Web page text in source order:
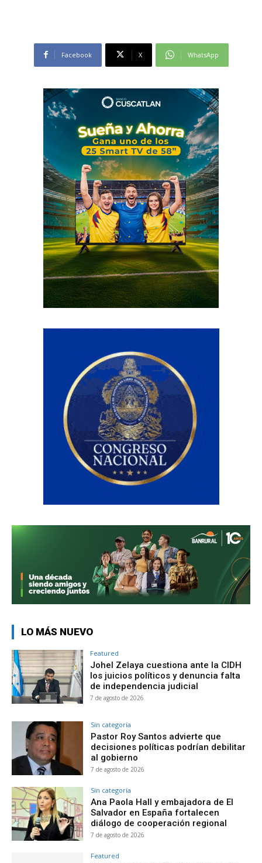
Facebook X WhatsApp
LO MÁS NUEVO
Featured
Johel Zelaya cuestiona ante la CIDH
los juicios políticos y denuncia falta
de independencia judicial
7 de agosto de 2026
Sin categoría
Pastor Roy Santos advierte que
decisiones políticas podrían debilitar
al gobierno
7 de agosto de 2026
Sin categoría
Ana Paola Hall y embajadora de El
Salvador en España fortalecen
diálogo de cooperación regional
7 de agosto de 2026
Featured